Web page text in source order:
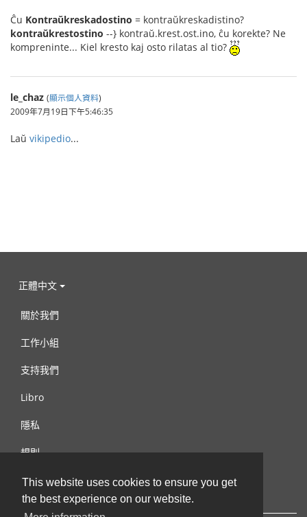
This website uses cookies to ensure you get
the best experience on our website.
Ĉu Kontraŭkreskadostino = kontraŭkreskadistino?
kontraŭkrestostino --} kontraŭ.krest.ost.ino, ĉu korekte? Ne
kompreninte... Kiel kresto kaj osto rilatas al tio?
le_chaz (顯示個人資料)
2009年7月19日下午5:46:35
Laŭ vikipedio...
正體中文
關於我們
工作小組
支持我們
Libro
隱私
規則
連絡我們